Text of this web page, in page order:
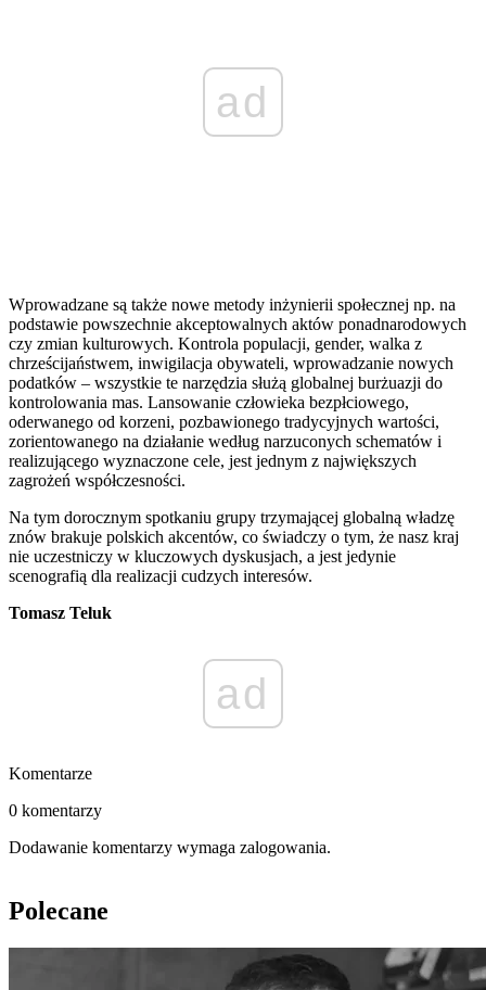
ad
Wprowadzane są także nowe metody inżynierii społecznej np. na
podstawie powszechnie akceptowalnych aktów ponadnarodowych
czy zmian kulturowych. Kontrola populacji, gender, walka z
chrześcijaństwem, inwigilacja obywateli, wprowadzanie nowych
podatków – wszystkie te narzędzia służą globalnej burżuazji do
kontrolowania mas. Lansowanie człowieka bezpłciowego,
oderwanego od korzeni, pozbawionego tradycyjnych wartości,
zorientowanego na działanie według narzuconych schematów i
realizującego wyznaczone cele, jest jednym z największych
zagrożeń współczesności.
Na tym dorocznym spotkaniu grupy trzymającej globalną władzę
znów brakuje polskich akcentów, co świadczy o tym, że nasz kraj
nie uczestniczy w kluczowych dyskusjach, a jest jedynie
scenografią dla realizacji cudzych interesów.
Tomasz Teluk
ad
Komentarze
0 komentarzy
Dodawanie komentarzy wymaga zalogowania.
Polecane